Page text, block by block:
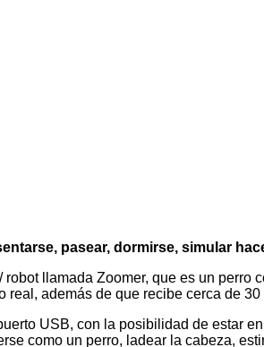
pasear, dormirse, simular
llamada Zoomer, que es un
además de que recibe cerca de 30
USB, con la posibilidad de estar
como un perro, ladear la cabeza,